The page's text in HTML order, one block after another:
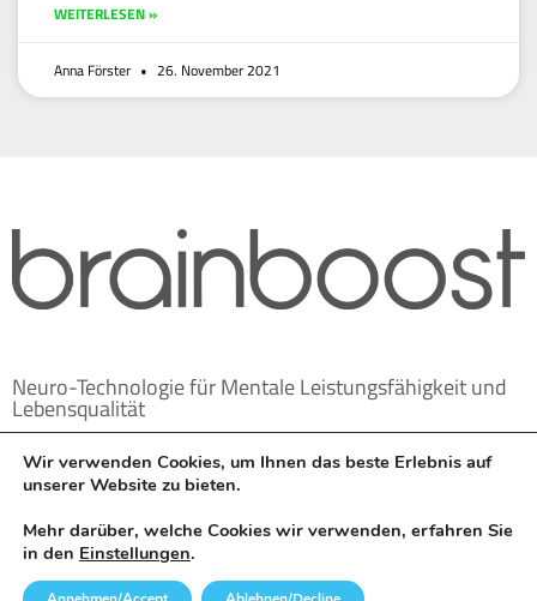
WEITERLESEN »
Anna Förster 26. November 2021
Neuro-Technologie für Mentale Leistungsfähigkeit und
Lebensqualität
Wir verwenden Cookies, um Ihnen das beste Erlebnis auf
unserer Website zu bieten.
Mehr darüber, welche Cookies wir verwenden, erfahren Sie
in den Einstellungen.